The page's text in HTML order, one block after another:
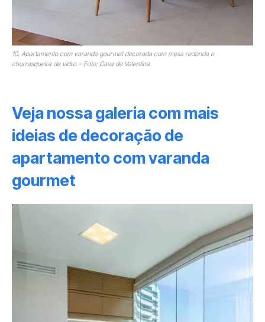
10. Apartamento com varanda gourmet decorada com mesa redonda e
churrasqueira de vidro – Foto: Casa de Valentina
Veja nossa galeria com mais
ideias de decoração de
apartamento com varanda
gourmet